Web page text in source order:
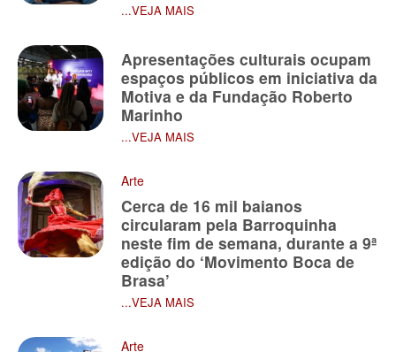
...VEJA MAIS
Apresentações culturais ocupam
espaços públicos em iniciativa da
Motiva e da Fundação Roberto
Marinho
...VEJA MAIS
Arte
Cerca de 16 mil baianos
circularam pela Barroquinha
neste fim de semana, durante a 9ª
edição do ‘Movimento Boca de
Brasa’
...VEJA MAIS
Arte